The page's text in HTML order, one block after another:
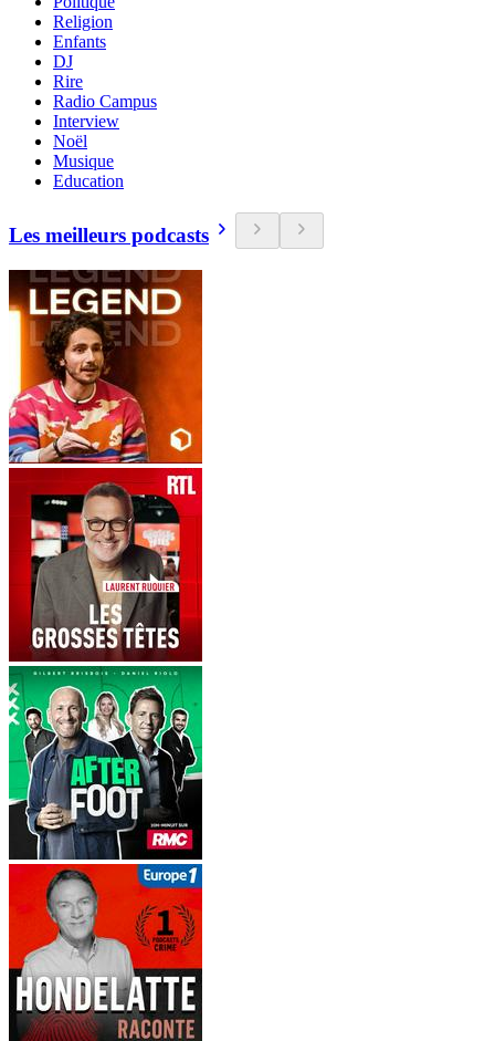
Religion
Enfants
DJ
Rire
Radio Campus
Interview
Noël
Musique
Education
Les meilleurs podcasts